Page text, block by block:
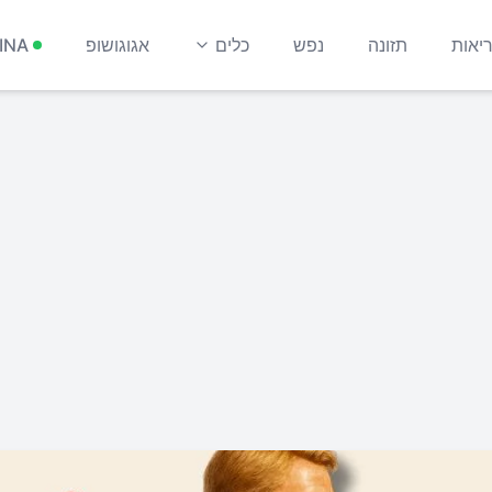
תזונה נפש כלים אגוגושופ